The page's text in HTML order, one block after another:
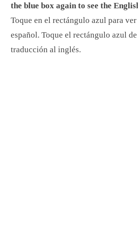
the blue box again to see the
Toque en el rectángulo azul para
español. Toque el rectángulo azul
traducción al inglés.